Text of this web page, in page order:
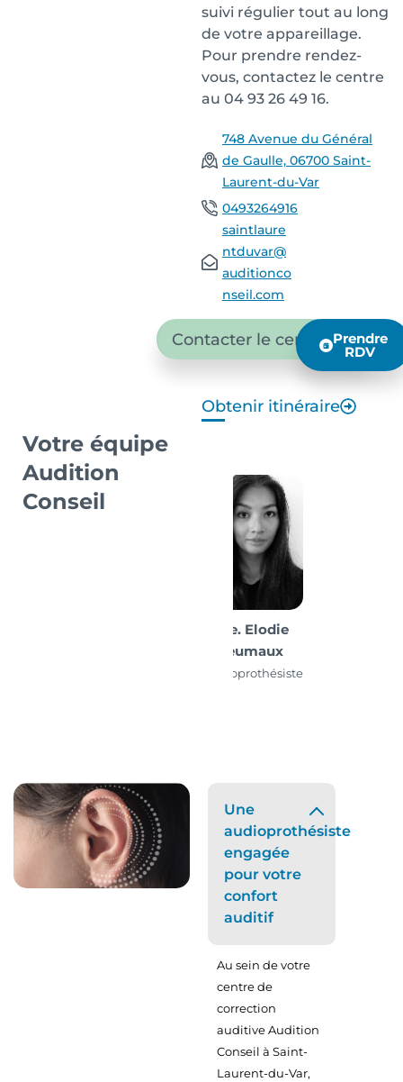
suivi régulier tout au long
de votre appareillage.
Pour prendre rendez-
vous, contactez le centre
au 04 93 26 49 16.
748 Avenue du Général
de Gaulle, 06700 Saint-
Laurent-du-Var
0493264916
saintlaure
ntduvar@
auditionco
nseil.com
Contacter le centre Prendre
RDV
Obtenir itinéraire
Votre équipe
Audition
Conseil
Mme. Elodie
Dereumaux
Audioprothésiste
Une
audioprothésiste
engagée
pour votre
confort
auditif
Au sein de votre
centre de
correction
auditive Audition
Conseil à Saint-
Laurent-du-Var,